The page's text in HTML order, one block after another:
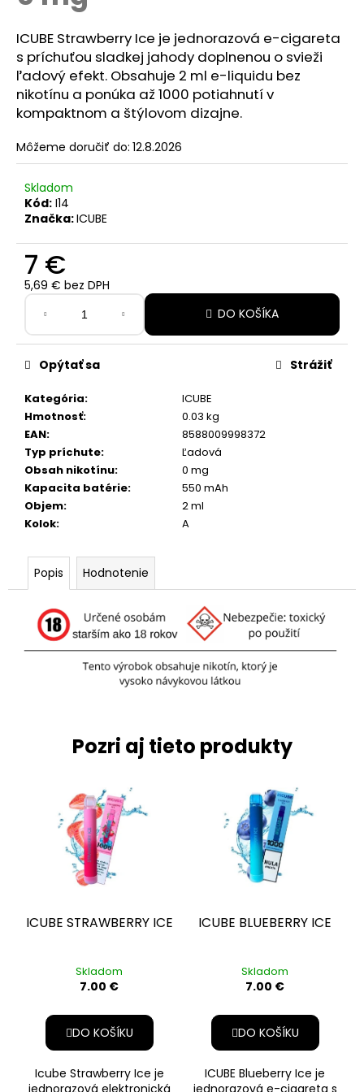
hviezdičiek.
ICUBE Strawberry Ice je jednorazová e-cigareta
s príchuťou sladkej jahody doplnenou o svieži
ľadový efekt. Obsahuje 2 ml e-liquidu bez
nikotínu a ponúka až 1000 potiahnutí v
kompaktnom a štýlovom dizajne.
Môžeme doručiť do: 12.8.2026
Skladom
Kód: I14
Značka:ICUBE
7 €
5,69 € bez DPH
cena:
DO KOŠÍKA
Kategória:
ICUBE
Hmotnosť:
0.03 kg
EAN:
8588009998372
Typ príchute:
Ľadová
Obsah nikotínu:
0 mg
Kapacita batérie:
550 mAh
Objem:
2 ml
Kolok: A
Opýtať sa Strážiť
Popis Hodnotenie
Pozri aj tieto produkty
ICUBE STRAWBERRY ICE
Skladom
7.00 €
DO KOŠÍKU
Icube Strawberry Ice je
jednorazová elektronická
ICUBE BLUEBERRY ICE
Skladom
7.00 €
DO KOŠÍKU
ICUBE Blueberry Ice je
jednorazová e-cigareta s
j
s
ť
?
O
d
p
ú
č
m
e
NEO™
SIGNATURE
TOBACCO
€